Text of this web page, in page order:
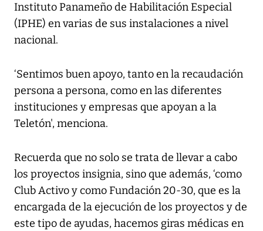
Instituto Panameño de Habilitación Especial
(IPHE) en varias de sus instalaciones a nivel
nacional.
‘Sentimos buen apoyo, tanto en la recaudación
persona a persona, como en las diferentes
instituciones y empresas que apoyan a la
Teletón', menciona.
Recuerda que no solo se trata de llevar a cabo
los proyectos insignia, sino que además, ‘como
Club Activo y como Fundación 20-30, que es la
encargada de la ejecución de los proyectos y de
este tipo de ayudas, hacemos giras médicas en